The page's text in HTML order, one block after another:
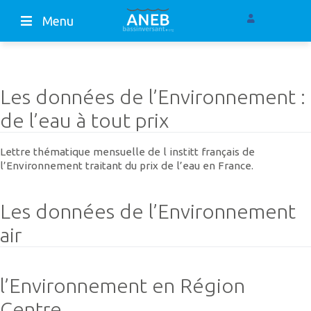
Menu
Les données de l’Environnement :
de l’eau à tout prix
Lettre thématique mensuelle de l institt français de
l’Environnement traitant du prix de l’eau en France.
Les données de l’Environnement
air
l’Environnement en Région